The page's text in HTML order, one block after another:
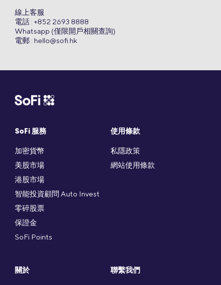
SoFi 服務
加密貨幣
美股市場
港股市場
智能投資顧問 Auto Invest
零碎股票
保證金
SoFi Points
使用條款
私隱政策
網站使用條款
關於 聯繫我們
線上客服
電話 : +852 2693 8888
Whatsapp (僅限開戶相關查詢)
電郵 : hello@sofi.hk